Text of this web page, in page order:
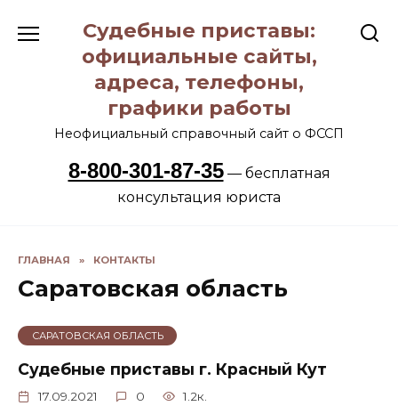
содержанию
Судебные приставы:
официальные сайты,
адреса, телефоны,
графики работы
Неофициальный справочный сайт о ФССП
8-800-301-87-35— бесплатная
консультация юриста
ГЛАВНАЯ » КОНТАКТЫ
Саратовская область
САРАТОВСКАЯ ОБЛАСТЬ
Судебные приставы г. Красный Кут
17.09.2021 0 1.2к.